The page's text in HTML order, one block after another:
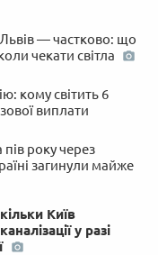
Львів — частково: що
чекати світла
кому світить 6
виплати
року через
загинули майже
Київ
у разі